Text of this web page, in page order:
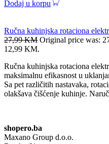
Dodaj u korpu
Ručna kuhinjska rotaciona
27,99KM Original price was:
12,99 KM.
Ručna kuhinjska rotaciona
maksimalnu efikasnost u
Sa pet različitih nastavaka,
olakšava čišćenje kuhinje.
shopero.ba
Maxano Group d.o.o.